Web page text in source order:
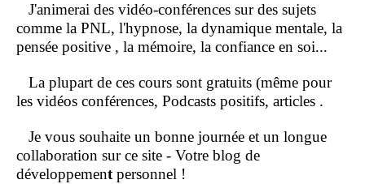
J'animerai des vidéo-conférences sur des sujets
comme la PNL, l'hypnose, la dynamique mentale, la
pensée positive , la mémoire, la confiance en soi...
La plupart de ces cours sont gratuits (même pour
les vidéos conférences, Podcasts positifs, articles .
Je vous souhaite un bonne journée et un longue
collaboration sur ce site - Votre blog de
développementpersonnel !